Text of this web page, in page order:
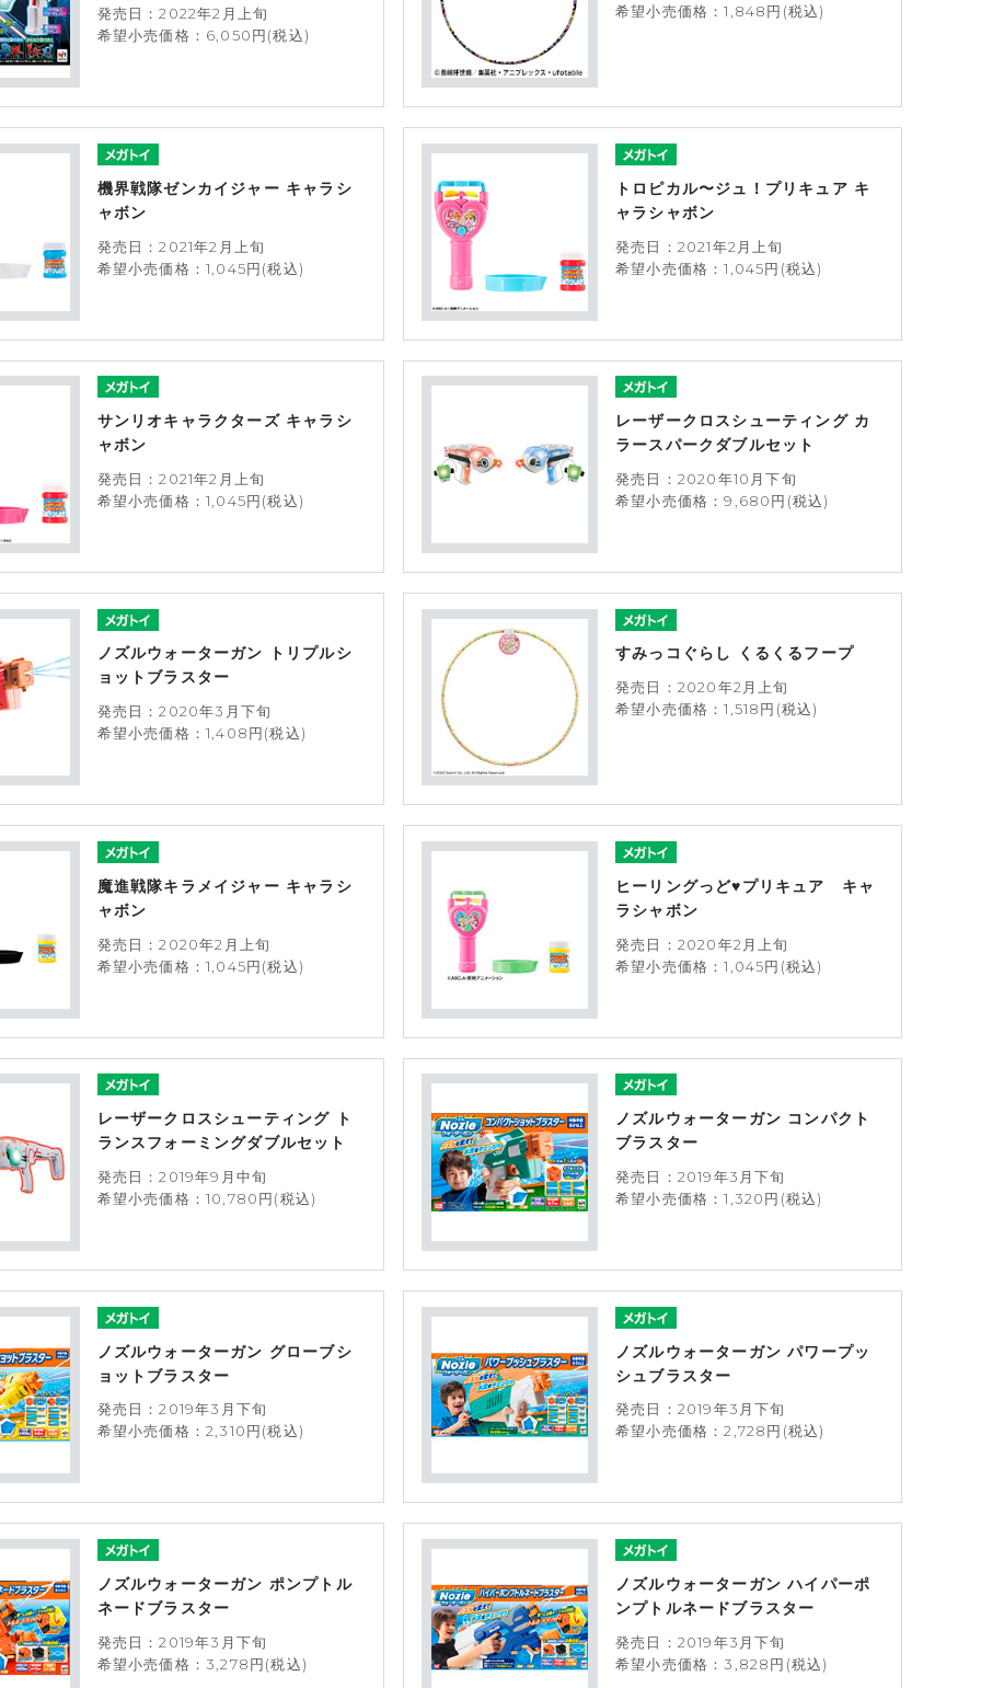
発売日：2022年2月上旬
希望小売価格：6,050円(税込)
希望小売価格：1,848円(税込)
機界戦隊ゼンカイジャー キャラシ
ャボン
発売日：2021年2月上旬
希望小売価格：1,045円(税込)
トロピカル〜ジュ！プリキュア キ
ャラシャボン
発売日：2021年2月上旬
希望小売価格：1,045円(税込)
サンリオキャラクターズ キャラシ
ャボン
発売日：2021年2月上旬
希望小売価格：1,045円(税込)
レーザークロスシューティング カ
ラースパークダブルセット
発売日：2020年10月下旬
希望小売価格：9,680円(税込)
ノズルウォーターガン トリプルシ
ョットブラスター
発売日：2020年3月下旬
希望小売価格：1,408円(税込)
すみっコぐらし くるくるフープ
発売日：2020年2月上旬
希望小売価格：1,518円(税込)
魔進戦隊キラメイジャー キャラシ
ャボン
発売日：2020年2月上旬
希望小売価格：1,045円(税込)
ヒーリングっど♥プリキュア キャ
ラシャボン
発売日：2020年2月上旬
希望小売価格：1,045円(税込)
レーザークロスシューティング ト
ランスフォーミングダブルセット
発売日：2019年9月中旬
希望小売価格：10,780円(税込)
ノズルウォーターガン コンパクト
ブラスター
発売日：2019年3月下旬
希望小売価格：1,320円(税込)
ノズルウォーターガン グローブシ
ョットブラスター
発売日：2019年3月下旬
希望小売価格：2,310円(税込)
ノズルウォーターガン パワープッ
シュブラスター
発売日：2019年3月下旬
希望小売価格：2,728円(税込)
ノズルウォーターガン ポンプトル
ネードブラスター
発売日：2019年3月下旬
希望小売価格：3,278円(税込)
ノズルウォーターガン ハイパーポ
ンプトルネードブラスター
発売日：2019年3月下旬
希望小売価格：3,828円(税込)